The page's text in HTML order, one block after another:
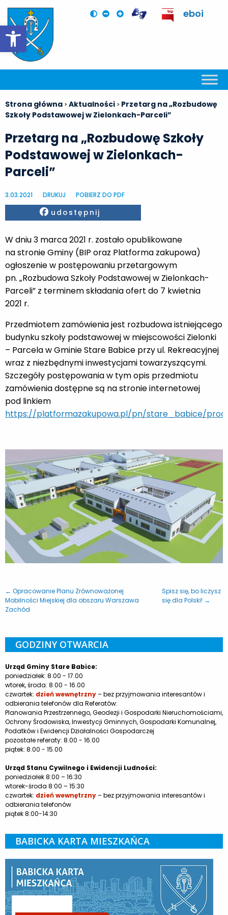
Otwórz pasek narzędzi
eboi
Strona główna >Aktualności > Przetarg na „Rozbudowę
Szkoły Podstawowej w Zielonkach-Parceli”
Przetarg na „Rozbudowę Szkoły
Podstawowej w Zielonkach-
Parceli”
3.03.2021 DRUKUJ POBIERZ DO PDF
Facebook
udostępnij
W dniu 3 marca 2021 r. zostało opublikowane
na stronie Gminy (BIP oraz Platforma zakupowa)
ogłoszenie w postępowaniu przetargowym
pn. „Rozbudowa Szkoły Podstawowej w Zielonkach-
Parceli” z terminem składania ofert do 7 kwietnia
2021 r.
Przedmiotem zamówienia jest rozbudowa istniejącego
budynku szkoły podstawowej w miejscowości Zielonki
– Parcela w Gminie Stare Babice przy ul. Rekreacyjnej
wraz z niezbędnymi inwestycjami towarzyszącymi.
Szczegóły postępowania w tym opis przedmiotu
zamówienia dostępne są na stronie internetowej
pod linkiem
https://platformazakupowa.pl/pn/stare_babice/
← Opracowanie Planu Zrównoważonej
Mobilności Miejskiej dla obszaru Warszawa
Zachód
Spisz się, bo liczysz
się dla Polski! →
GODZINY OTWARCIA
Urząd Gminy Stare Babice:
poniedziałek: 8.00 - 17.00
wtorek, środa: 8.00 - 16.00
czwartek: dzień wewnętrzny– bez przyjmowania interesantów i
odbierania telefonów dla Referatów:
Planowania Przestrzennego, Geodezji i Gospodarki Nieruchomościami,
Ochrony Środowiska, Inwestycji Gminnych, Gospodarki Komunalnej,
Podatków i Ewidencji Działalności Gospodarczej
pozostałe referaty: 8.00 - 16.00
piątek: 8.00 - 15.00
Urząd Stanu Cywilnego i Ewidencji Ludności:
poniedziałek 8:00 – 16:30
wtorek-środa 8:00 – 15:30
czwartek: dzień wewnętrzny– bez przyjmowania interesantów i
odbierania telefonów
piątek 8:00-14:30
BABICKA KARTA MIESZKAŃCA